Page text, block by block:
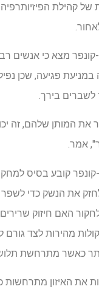
של קהילת
מצא כי אנשים
פגיעה, שכן
בירך.
המותן שלהם, זה
אמר.
קובע בסיס
את הנשק כדי לשפר
האם חיזוק
מהירות לצד גורם
כאשר מתרחשת
את האיזון